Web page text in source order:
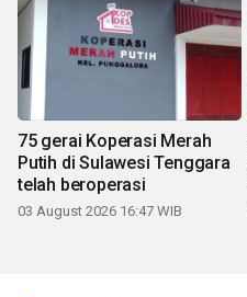
75 gerai Koperasi Merah
Putih di Sulawesi Tenggara
telah beroperasi
03 August 2026 16:47 WIB